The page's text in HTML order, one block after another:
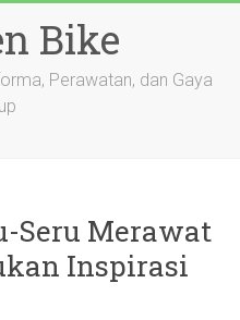
Bike
Perawatan, dan Gaya
Seru Merawat
Inspirasi